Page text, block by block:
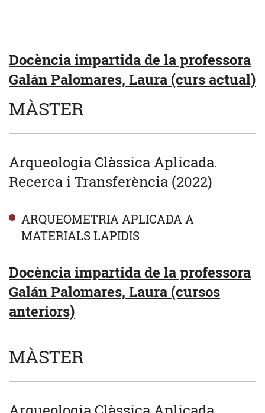
Docència impartida de la professora
Galán Palomares, Laura (curs actual)
MÀSTER
Arqueologia Clàssica Aplicada.
Recerca i Transferència (2022)
ARQUEOMETRIA APLICADA A
MATERIALS LAPIDIS
Docència impartida de la professora
Galán Palomares, Laura (cursos
anteriors)
MÀSTER